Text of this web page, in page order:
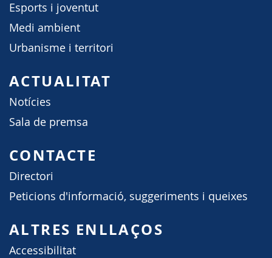
Esports i joventut
Medi ambient
Urbanisme i territori
ACTUALITAT
Notícies
Sala de premsa
CONTACTE
Directori
Peticions d'informació, suggeriments i queixes
ALTRES ENLLAÇOS
Accessibilitat